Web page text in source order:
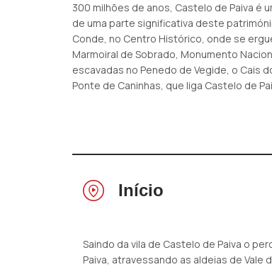
300 milhões de anos, Castelo de Paiva é
de uma parte significativa deste
Conde, no Centro Histórico, onde se
Marmoiral de Sobrado, Monumento
escavadas no Penedo de Vegide, o Cais
Ponte de Caninhas, que liga Castelo de
Início
Saindo da vila de Castelo de Paiva o
Paiva, atravessando as aldeias de Vale